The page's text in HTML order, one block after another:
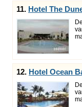
11. Hotel The
12. Hotel Ocean